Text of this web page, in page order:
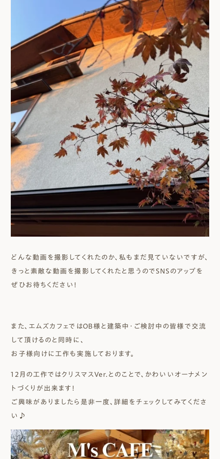
どんな動画を撮影してくれたのか、私もまだ見ていないですが、
きっと素敵な動画を撮影してくれたと思うのでＳＮＳのアップを
ぜひお待ちください！
また、エムズカフェではＯＢ様と建築中・ご検討中の皆様で交流
して頂けるのと同時に、
お子様向けに工作も実施しております。
12月の工作ではクリスマスVer.とのことで、かわいいオーナメン
トづくりが出来ます！
ご興味がありましたら是非一度、詳細をチェックしてみてくださ
い♪